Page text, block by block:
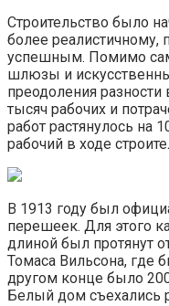
Строительство было
более реалистичному,
успешным. Помимо
шлюзы и
преодоления
тысяч рабочих и
работ растянулось на
рабочий в ходе
В 1913 году был
перешеек. Для этого
длиной был протянут
Томаса Вильсона, где
другом конце было
Белый дом съехались